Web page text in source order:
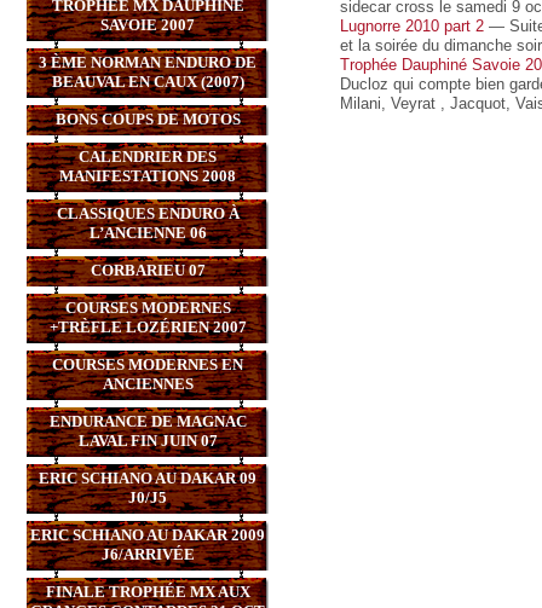
TROPHÉE MX DAUPHINÉ
SAVOIE 2007
3 ÈME NORMAN ENDURO DE
BEAUVAL EN CAUX (2007)
BONS COUPS DE MOTOS
CALENDRIER DES
MANIFESTATIONS 2008
CLASSIQUES ENDURO À
L’ANCIENNE 06
CORBARIEU 07
COURSES MODERNES
+TRÈFLE LOZÉRIEN 2007
COURSES MODERNES EN
ANCIENNES
ENDURANCE DE MAGNAC
LAVAL FIN JUIN 07
ERIC SCHIANO AU DAKAR 09
J0/J5
ERIC SCHIANO AU DAKAR 2009
J6/ARRIVÉE
FINALE TROPHÉE MX AUX
sidecar cross le samedi 9
Lugnorre 2010 part 2 —
et la soirée du dimanche
Trophée Dauphiné Savoie
Ducloz qui compte bien
Milani, Veyrat , Jacquot,